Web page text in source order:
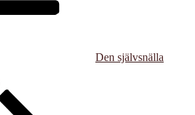
Den självsnälla